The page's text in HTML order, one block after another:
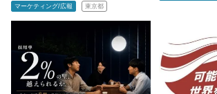
マーケティング/広報 東京都